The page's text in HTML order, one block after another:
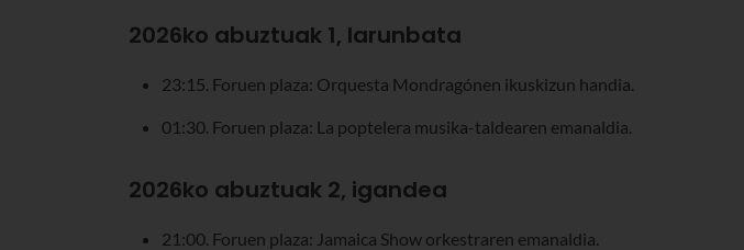
2026ko abuztuak 1, larunbata
23:15. Foruen plaza: Orquesta Mondragónen ikuskizun handia.
01:30. Foruen plaza: La poptelera musika-taldearen emanaldia.
2026ko abuztuak 2, igandea
21:00. Foruen plaza: Jamaica Show orkestraren emanaldia.